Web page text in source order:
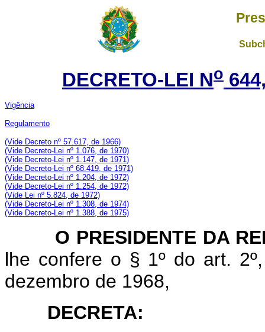
DECRETO-LEI No
Vigência
Regulamento
(Vide Decreto nº 57.617, de 1966)
(Vide Decreto-Lei nº 1.076, de 1970)
(Vide Decreto-Lei nº 1.147, de 1971)
(Vide Decreto-Lei nº 68.419, de 1971)
(Vide Decreto-Lei nº 1.204, de 1972)
(Vide Decreto-Lei nº 1.254, de 1972)
(Vide Lei nº 5.824, de 1972)
(Vide Decreto-Lei nº 1.308, de 1974)
(Vide Decreto-Lei nº 1.388, de 1975)
O PRESIDENTE DA
lhe confere o § 1º do art.
dezembro de 1968,
DECRETA: